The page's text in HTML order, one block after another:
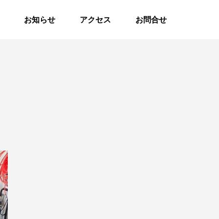
お知らせ アクセス お問合せ